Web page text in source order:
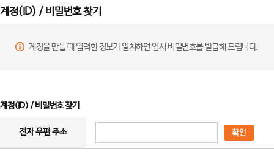
계정(ID) / 비밀번호 찾기
계정을 만들 때 입력한 정보가 일치하면 임시 비밀번호를 발급해 드립니다.
계정(ID) / 비밀번호 찾기
전자 우편 주소 확인